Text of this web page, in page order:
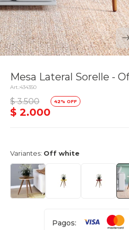
Mesa Lateral Sorelle -
434350
$ 2.000
$ 3.500 42
Variantes: Off white
Pagos: